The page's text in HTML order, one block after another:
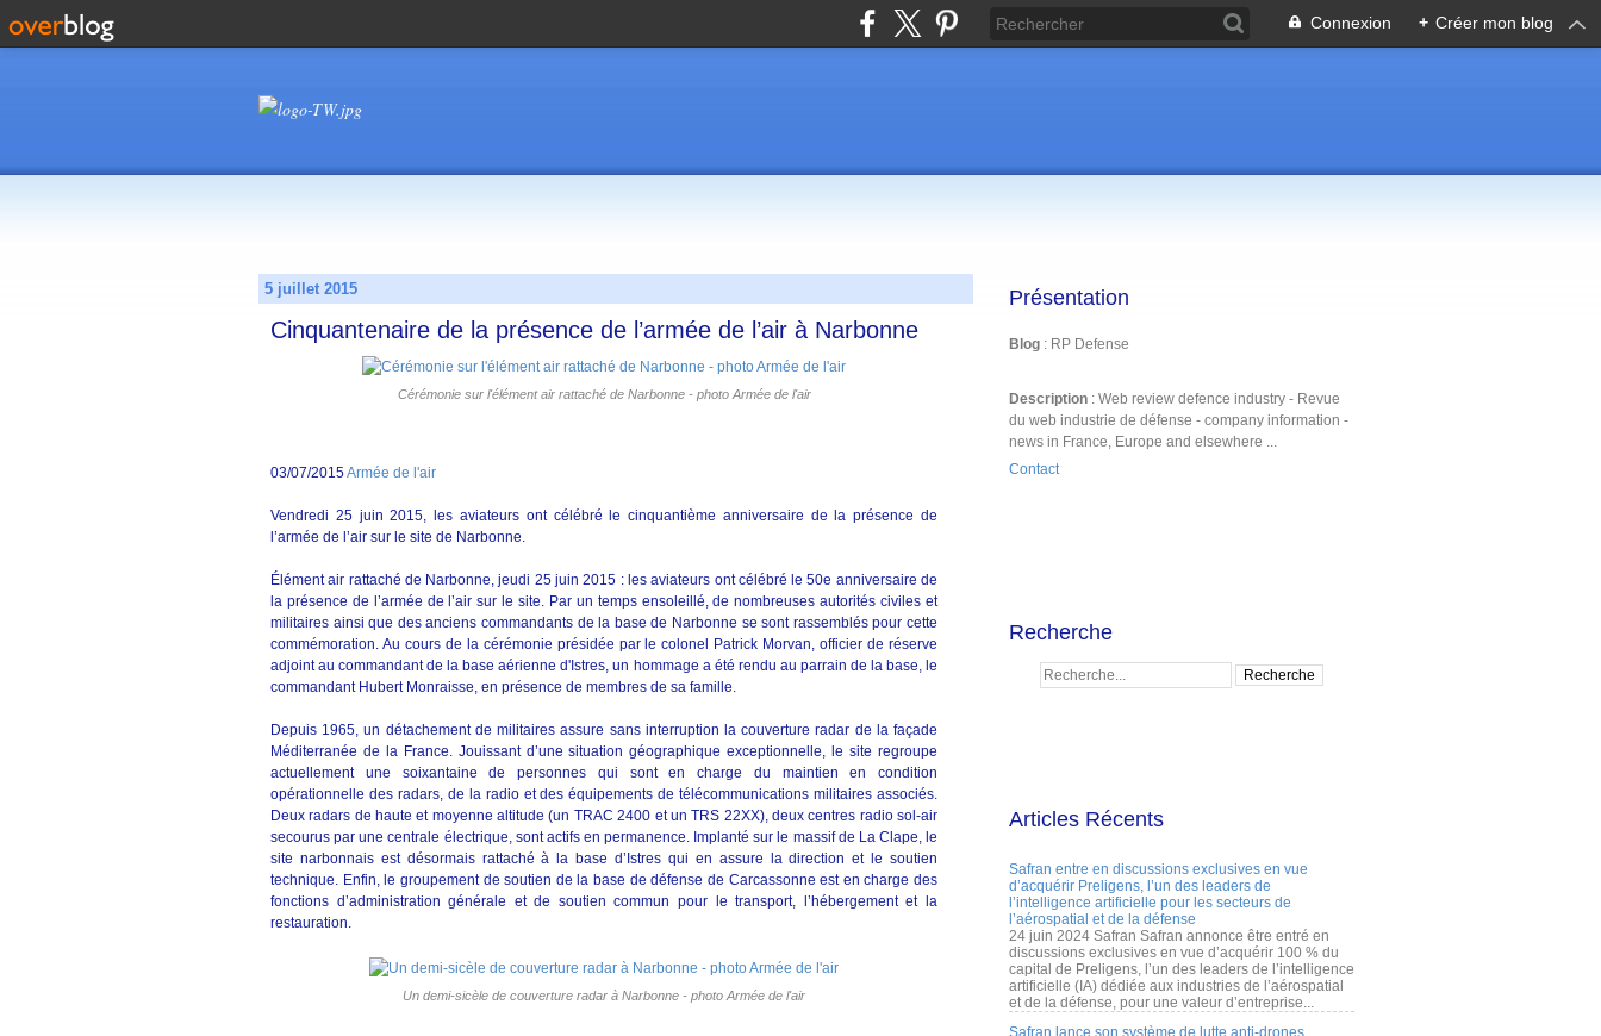
Connexion + Créer mon blog
5 juillet 2015
Cinquantenaire de la présence de l’armée de l’air à Narbonne
Cérémonie sur l'élément air rattaché de Narbonne - photo Armée de l'air
03/07/2015Armée de l'air
Vendredi 25 juin 2015, les aviateurs ont célébré le cinquantième anniversaire de la présence de
l’armée de l’air sur le site de Narbonne.
Élément air rattaché de Narbonne, jeudi 25 juin 2015 : les aviateurs ont célébré le 50e anniversaire de
la présence de l’armée de l’air sur le site. Par un temps ensoleillé, de nombreuses autorités civiles et
militaires ainsi que des anciens commandants de la base de Narbonne se sont rassemblés pour cette
commémoration. Au cours de la cérémonie présidée par le colonel Patrick Morvan, officier de réserve
adjoint au commandant de la base aérienne d'Istres, un hommage a été rendu au parrain de la base, le
commandant Hubert Monraisse, en présence de membres de sa famille.
Depuis 1965, un détachement de militaires assure sans interruption la couverture radar de la façade
Méditerranée de la France. Jouissant d’une situation géographique exceptionnelle, le site regroupe
actuellement une soixantaine de personnes qui sont en charge du maintien en condition
opérationnelle des radars, de la radio et des équipements de télécommunications militaires associés.
Deux radars de haute et moyenne altitude (un TRAC 2400 et un TRS 22XX), deux centres radio sol-air
secourus par une centrale électrique, sont actifs en permanence. Implanté sur le massif de La Clape, le
site narbonnais est désormais rattaché à la base d’Istres qui en assure la direction et le soutien
technique. Enfin, le groupement de soutien de la base de défense de Carcassonne est en charge des
fonctions d’administration générale et de soutien commun pour le transport, l’hébergement et la
restauration.
Un demi-sicèle de couverture radar à Narbonne - photo Armée de l'air
Présentation
Blog : RP Defense
Description : Web review defence industry - Revue
du web industrie de défense - company information -
news in France, Europe and elsewhere ...
Contact
Recherche
Articles Récents
Safran entre en discussions exclusives en vue
d’acquérir Preligens, l’un des leaders de
l’intelligence artificielle pour les secteurs de
l’aérospatial et de la défense
24 juin 2024 Safran Safran annonce être entré en
discussions exclusives en vue d’acquérir 100 % du
capital de Preligens, l’un des leaders de l’intelligence
artificielle (IA) dédiée aux industries de l’aérospatial
et de la défense, pour une valeur d’entreprise...
Safran lance son système de lutte anti-drones